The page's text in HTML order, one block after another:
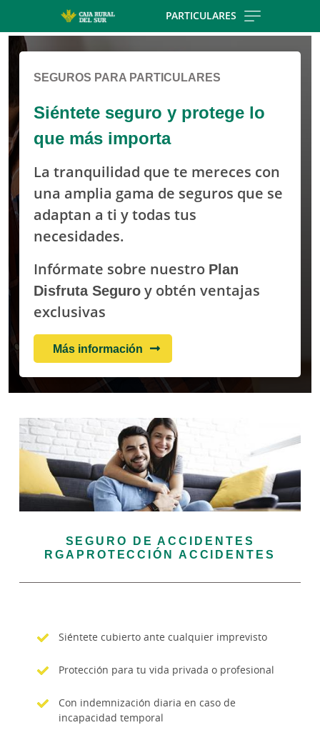
Skip to main contentt
PARTICULARES
Cargando contenido, por favor espere...
SEGUROS PARA PARTICULARES
Siéntete seguro y protege lo
que más importa
La tranquilidad que te mereces con
una amplia gama de seguros que se
adaptan a ti y todas tus
necesidades.
Infórmate sobre nuestro Plan
Disfruta Seguroy obtén ventajas
exclusivas
Más información
SEGURO DE ACCIDENTES
RGAPROTECCIÓN ACCIDENTES
Siéntete cubierto ante cualquier imprevisto
Protección para tu vida privada o profesional
Con indemnización diaria en caso de
incapacidad temporal